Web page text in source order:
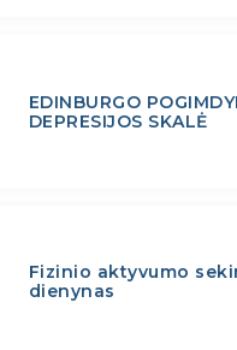
EDINBURGO
DEPRESIJOS SKALĖ
Fizinio aktyvumo
dienynas